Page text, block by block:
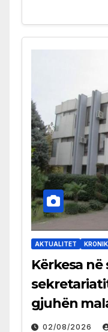
AKTUALITET
Kërkesa
gjuhën
02/08/2026